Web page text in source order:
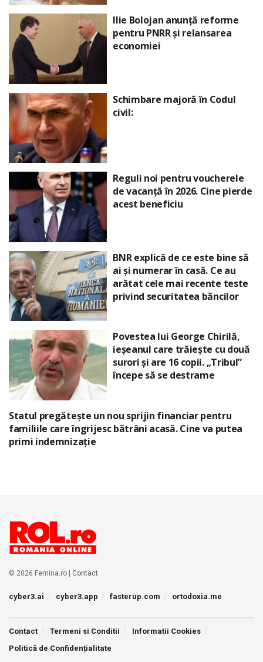
Ilie Bolojan anunță reforme
pentru PNRR și relansarea
economiei
Schimbare majoră în Codul
civil:
Reguli noi pentru voucherele
de vacanță în 2026. Cine pierde
acest beneficiu
BNR explică de ce este bine să
ai și numerar în casă. Ce au
arătat cele mai recente teste
privind securitatea băncilor
Povestea lui George Chirilă,
ieșeanul care trăiește cu două
surori și are 16 copii. „Tribul”
începe să se destrame
Statul pregătește un nou sprijin financiar pentru
familiile care îngrijesc bătrâni acasă. Cine va putea
primi indemnizație
© 2026 Femina.ro | Contact
cyber3.ai cyber3.app fasterup.com ortodoxia.me
Contact Termeni si Conditii
Informatii Cookies
Politică de Confidențialitate